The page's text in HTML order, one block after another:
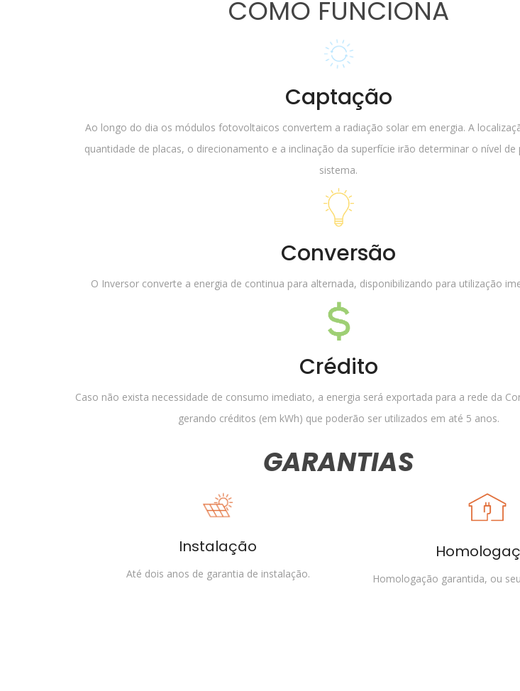
COMO FUNCIONA
Captação
Ao longo do dia os módulos fotovoltaicos convertem a radiação solar em energia. A
quantidade de placas, o direcionamento e a inclinação da superfície irão determinar o nível
sistema.
Conversão
O Inversor converte a energia de continua para alternada, disponibilizando para utilização
Crédito
Caso não exista necessidade de consumo imediato, a energia será exportada para a rede da
gerando créditos (em kWh) que poderão ser utilizados em até 5 anos.
GARANTIAS
Instalação
Até dois anos de garantia de instalação. Homologação garantida, ou